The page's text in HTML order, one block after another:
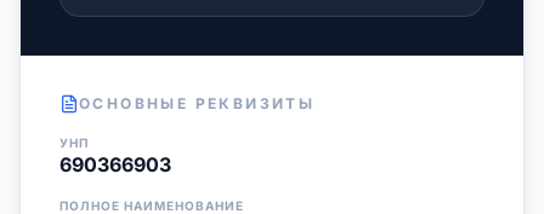
ОСНОВНЫЕ РЕКВИЗИТЫ
УНП
690366903
ПОЛНОЕ НАИМЕНОВАНИЕ